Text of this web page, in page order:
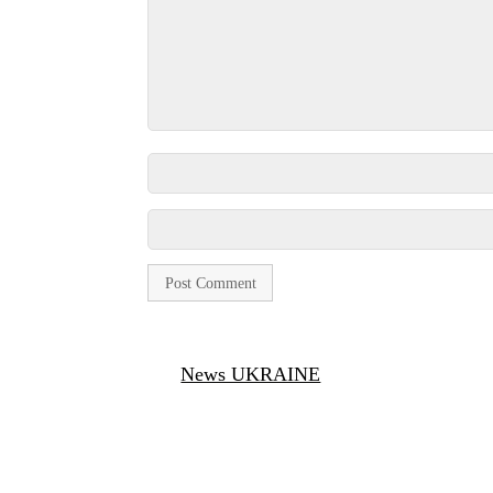
News UKRAINE